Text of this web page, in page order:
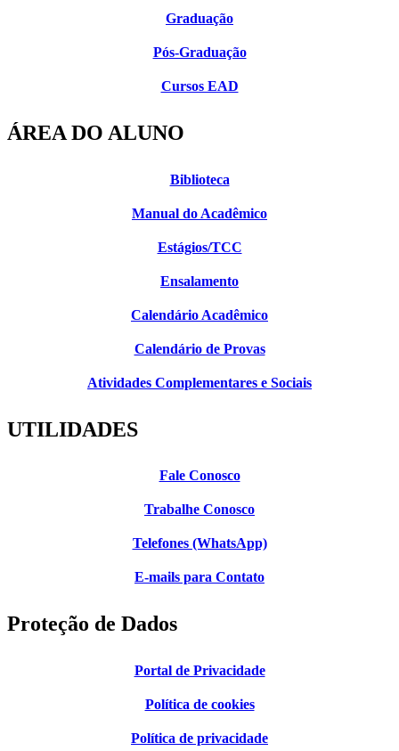
Graduação
Pós-Graduação
Cursos EAD
ÁREA DO ALUNO
Biblioteca
Manual do Acadêmico
Estágios/TCC
Ensalamento
Calendário Acadêmico
Calendário de Provas
Atividades Complementares e Sociais
UTILIDADES
Fale Conosco
Trabalhe Conosco
Telefones (WhatsApp)
E-mails para Contato
Proteção de Dados
Portal de Privacidade
Política de cookies
Política de privacidade